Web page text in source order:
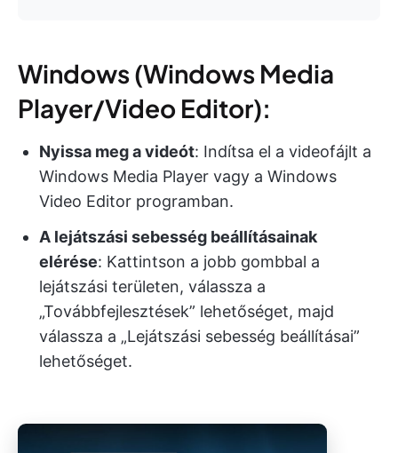
Windows (Windows Media
Player/Video Editor):
Nyissa meg a videót: Indítsa el a videofájlt a
Windows Media Player vagy a Windows
Video Editor programban.
A lejátszási sebesség beállításainak
elérése: Kattintson a jobb gombbal a
lejátszási területen, válassza a
„Továbbfejlesztések” lehetőséget, majd
válassza a „Lejátszási sebesség beállításai”
lehetőséget.